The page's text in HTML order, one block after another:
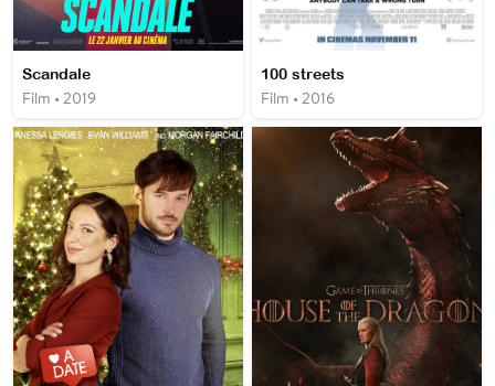
Scandale
Film • 2019
100 streets
Film • 2016